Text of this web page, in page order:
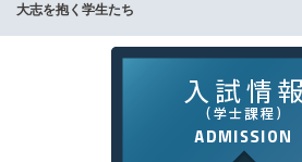
大志を抱く学生たち